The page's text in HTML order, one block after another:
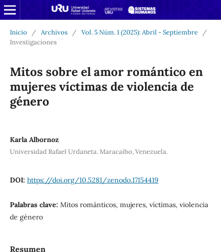
Inicio / Archivos / Vol. 5 Núm. 1 (2025): Abril - Septiembre
/
Investigaciones
Mitos sobre el amor romántico en
mujeres víctimas de violencia de
género
Karla Albornoz
Universidad Rafael Urdaneta. Maracaibo, Venezuela.
DOI: https://doi.org/10.5281/zenodo.17154419
Palabras clave: Mitos románticos, mujeres, víctimas, violencia
de género
Resumen